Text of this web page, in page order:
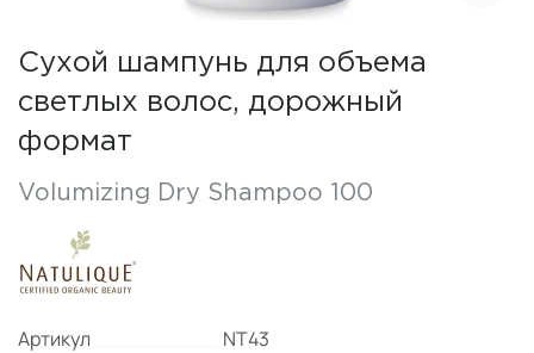
Сухой шампунь для объема
светлых волос, дорожный
формат
Volumizing Dry Shampoo 100
Артикул
NT43